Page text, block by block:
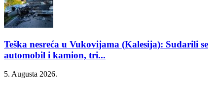
Teška nesreća u Vukovijama (Kalesija): Sudarili se
automobil i kamion, tri...
5. Augusta 2026.